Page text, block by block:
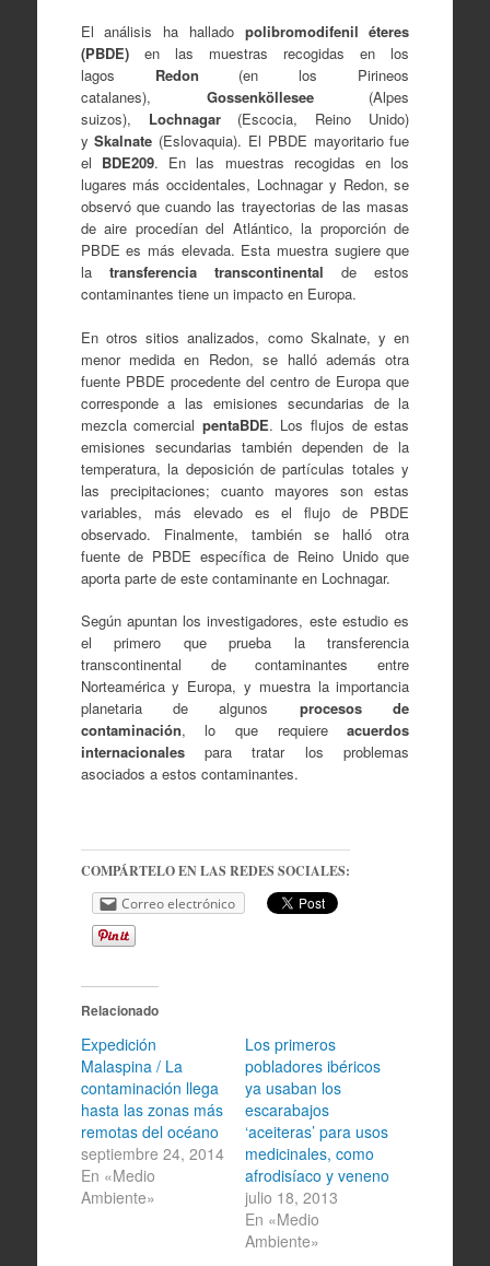
El análisis ha hallado polibromodifenil éteres
(PBDE)en las muestras recogidas en los
lagos Redon (en los Pirineos
catalanes), Gossenköllesee(Alpes
suizos), Lochnagar(Escocia, Reino Unido)
ySkalnate (Eslovaquia). El PBDE mayoritario fue
el BDE209. En las muestras recogidas en los
lugares más occidentales, Lochnagar y Redon, se
observó que cuando las trayectorias de las masas
de aire procedían del Atlántico, la proporción de
PBDE es más elevada. Esta muestra sugiere que
latransferencia transcontinental de estos
contaminantes tiene un impacto en Europa.
En otros sitios analizados, como Skalnate, y en
menor medida en Redon, se halló además otra
fuente PBDE procedente del centro de Europa que
corresponde a las emisiones secundarias de la
mezcla comercial pentaBDE. Los flujos de estas
emisiones secundarias también dependen de la
temperatura, la deposición de partículas totales y
las precipitaciones; cuanto mayores son estas
variables, más elevado es el flujo de PBDE
observado. Finalmente, también se halló otra
fuente de PBDE específica de Reino Unido que
aporta parte de este contaminante en Lochnagar.
Según apuntan los investigadores, este estudio es
el primero que prueba la transferencia
transcontinental de contaminantes entre
Norteamérica y Europa, y muestra la importancia
planetaria de algunos procesos de
contaminación, lo que requiereacuerdos
internacionalespara tratar los problemas
asociados a estos contaminantes.
COMPÁRTELO EN LAS REDES SOCIALES:
Correo electrónico
Relacionado
Expedición
Malaspina / La
contaminación llega
hasta las zonas más
remotas del océano
septiembre 24, 2014
En «Medio
Ambiente»
Los primeros
pobladores ibéricos
ya usaban los
escarabajos
‘aceiteras’ para usos
medicinales, como
afrodisíaco y veneno
julio 18, 2013
En «Medio
Ambiente»